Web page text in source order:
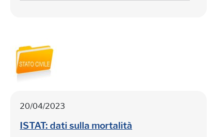
20/04/2023
ISTAT: dati sulla mortalità